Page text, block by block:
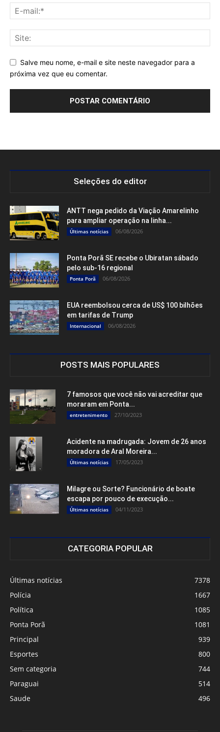
Salve meu nome, e-mail e site neste navegador para a
próxima vez que eu comentar.
Seleções do editor
ANTT nega pedido da Viação Amarelinho
para ampliar operação na linha...
Últimas notícias 06/08/2026
Ponta Porã SE recebe o Ubiratan sábado
pelo sub-16 regional
Ponta Porã 06/08/2026
EUA reembolsou cerca de US$ 100 bilhões
em tarifas de Trump
Internacional 06/08/2026
POSTS MAIS POPULARES
7 famosos que você não vai acreditar que
moraram em Ponta...
entretenimento 27/10/2023
Acidente na madrugada: Jovem de 26 anos
moradora de Aral Moreira...
Últimas notícias 17/05/2023
Milagre ou Sorte? Funcionário de boate
escapa por pouco de execução...
Últimas notícias 04/11/2023
CATEGORIA POPULAR
Últimas notícias
7378
Polícia
1667
Política
1085
Ponta Porã
1081
Principal
939
Esportes
800
Sem categoria
744
Paraguai
514
Saude
496